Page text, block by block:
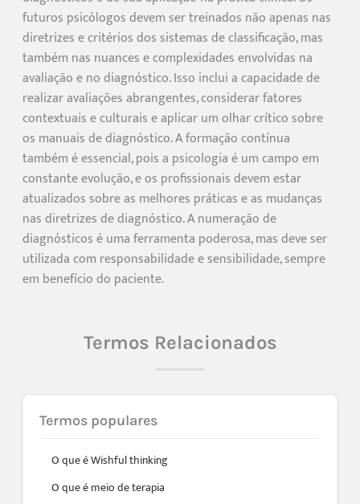
futuros psicólogos devem ser treinados não apenas nas
diretrizes e critérios dos sistemas de classificação, mas
também nas nuances e complexidades envolvidas na
avaliação e no diagnóstico. Isso inclui a capacidade de
realizar avaliações abrangentes, considerar fatores
contextuais e culturais e aplicar um olhar crítico sobre
os manuais de diagnóstico. A formação contínua
também é essencial, pois a psicologia é um campo em
constante evolução, e os profissionais devem estar
atualizados sobre as melhores práticas e as mudanças
nas diretrizes de diagnóstico. A numeração de
diagnósticos é uma ferramenta poderosa, mas deve ser
utilizada com responsabilidade e sensibilidade, sempre
em benefício do paciente.
Termos Relacionados
Termos populares
O que é Wishful thinking
O que é meio de terapia